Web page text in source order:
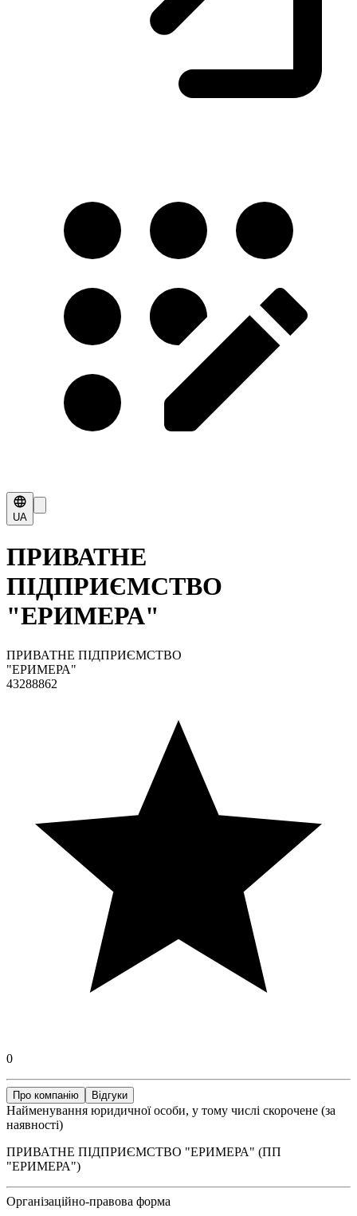
UA
ПРИВАТНЕ
ПІДПРИЄМСТВО
"ЕРИМЕРА"
ПРИВАТНЕ ПІДПРИЄМСТВО
"ЕРИМЕРА"
43288862
0
Про компанію Відгуки
Найменування юридичної особи, у тому числі скорочене (за
наявності)
ПРИВАТНЕ ПІДПРИЄМСТВО "ЕРИМЕРА" (ПП
"ЕРИМЕРА")
Організаційно-правова форма